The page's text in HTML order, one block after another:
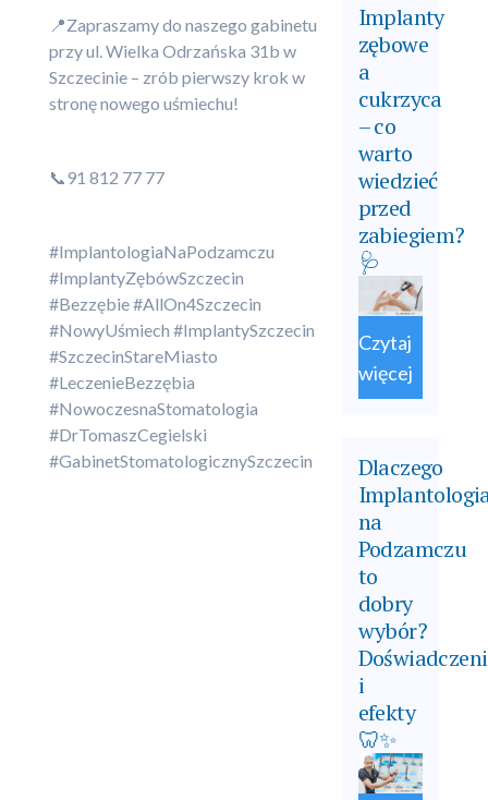
📍Zapraszamy do naszego gabinetu
przy ul. Wielka Odrzańska 31b w
Szczecinie – zrób pierwszy krok w
stronę nowego uśmiechu!
📞91 812 77 77
#ImplantologiaNaPodzamczu
#ImplantyZębówSzczecin
#Bezzębie #AllOn4Szczecin
#NowyUśmiech #ImplantySzczecin
#SzczecinStareMiasto
#LeczenieBezzębia
#NowoczesnaStomatologia
#DrTomaszCegielski
#GabinetStomatologicznySzczecin
Implanty
zębowe
a
cukrzyca
– co
warto
wiedzieć
przed
zabiegiem?
🩺
Czytaj
więcej
Dlaczego
na
Podzamczu
to
dobry
wybór?
i
efekty
🦷✨